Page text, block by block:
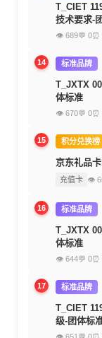
T_CIET
技术要求-
👁 689💬 0⏰
14 标准品牌
T_JXTX
体标准
👁 670💬 0⏰
15 积分兑换榜
京东礼品
充值卡 👁
16 标准品牌
T_JXTX
体标准
👁 644💬 0⏰
17 标准品牌
T_CIET
级-团体标
👁 651 💬 0⏰